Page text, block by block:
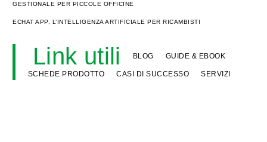
GESTIONALE PER PICCOLE OFFICINE
ECHAT APP, L’INTELLIGENZA ARTIFICIALE PER RICAMBISTI
Link utili BLOG GUIDE & EBOOK
SCHEDE PRODOTTO CASI DI SUCCESSO SERVIZI